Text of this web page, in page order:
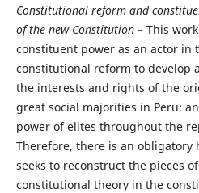
Constitutional reformand
of the new Constitution– This
constituent power as an actor in
constitutional reform to develop
the interests and rights of the
great social majorities in Peru:
power of elites throughout the
Therefore, there is an obligatory
seeks to reconstruct the pieces
constitutional theory in the